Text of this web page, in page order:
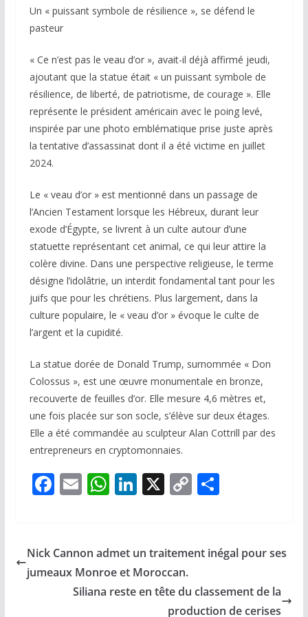
Un « puissant symbole de résilience », se défend le
pasteur
« Ce n’est pas le veau d’or », avait-il déjà affirmé jeudi,
ajoutant que la statue était « un puissant symbole de
résilience, de liberté, de patriotisme, de courage ». Elle
représente le président américain avec le poing levé,
inspirée par une photo emblématique prise juste après
la tentative d’assassinat dont il a été victime en juillet
2024.
Le « veau d’or » est mentionné dans un passage de
l’Ancien Testament lorsque les Hébreux, durant leur
exode d’Égypte, se livrent à un culte autour d’une
statuette représentant cet animal, ce qui leur attire la
colère divine. Dans une perspective religieuse, le terme
désigne l’idolâtrie, un interdit fondamental tant pour les
juifs que pour les chrétiens. Plus largement, dans la
culture populaire, le « veau d’or » évoque le culte de
l’argent et la cupidité.
La statue dorée de Donald Trump, surnommée « Don
Colossus », est une œuvre monumentale en bronze,
recouverte de feuilles d’or. Elle mesure 4,6 mètres et,
une fois placée sur son socle, s’élève sur deux étages.
Elle a été commandée au sculpteur Alan Cottrill par des
entrepreneurs en cryptomonnaies.
F
b
o
E
l
W
s
A
p
Li
e
dI
n
X C
y
n
P
g
Nick Cannon admet un traitement inégal pour ses
jumeaux Monroe et Moroccan.
Siliana reste en tête du classement de la
production de cerises